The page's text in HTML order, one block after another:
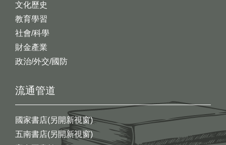
文化歷史
教育學習
社會/科學
財金產業
政治/外交/國防
流通管道
國家書店(另開新視窗)
五南書店(另開新視窗)